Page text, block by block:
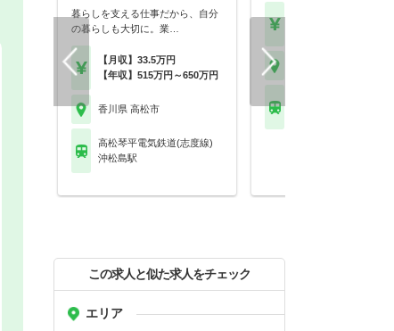
暮らしを支える仕事だから、自分
の暮らしも大切に。業…
【月収】33.5万円
【年収】515万円～650万円
香川県 高松市
高松琴平電気鉄道(志度線)
沖松島駅
この求人と似た求人をチェック
エリア